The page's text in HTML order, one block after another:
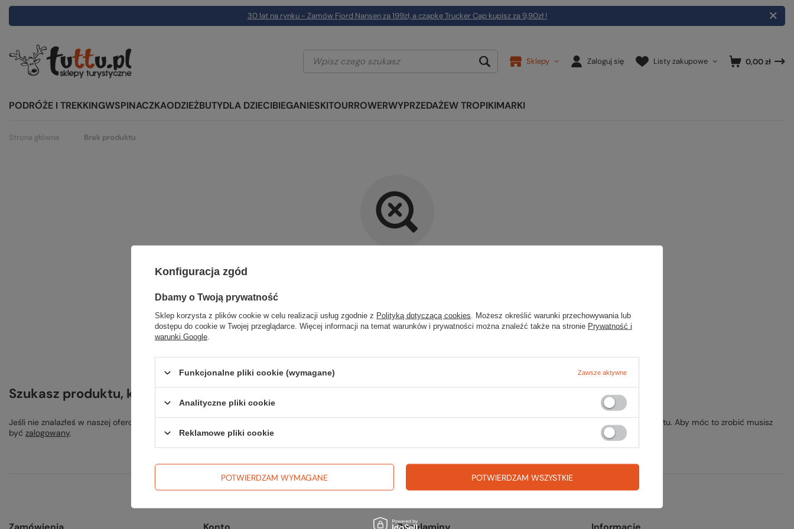
30 lat na rynku - Zamów Fjord Nansen za 199zł, a czapkę Trucker Cap kupisz za 9,90zł !
Sklepy Zaloguj się Listy zakupowe 0,00 zł
PODRÓŻE I TREKKINGWSPINACZKAODZIEŻBUTYDLA DZIECIBIEGANIESKITOURROWERWYPRZEDAŻEW TROPIKIMARKI
Strona główna Brak produktu
Szukany produkt nie został znaleziony.
Spróbuj sprecyzować dokładniejsze parametry. Skorzystaj z
Szukasz produktu, którego nie mamy w ofercie?
Jeśli nie znalazłeś w naszej ofercie produktu, a chciałbyś kupić go w naszym sklepie, możesz skorzystać ze specjalnego formularza i przesłać nam opis szukanego przedmiotu. Aby móc to zrobić musisz
być zalogowany.
Konfiguracja zgód
Dbamy o Twoją prywatność
Sklep korzysta z plików cookie w celu realizacji usług zgodnie z Polityką dotyczącą cookies . Możesz określić warunki przechowywania lub
dostępu do cookie w Twojej przeglądarce. Więcej informacji na temat warunków i prywatności można znaleźć także na stronie Prywatność i
warunki Google
Funkcjonalne pliki cookie (wymagane) Zawsze aktywne
Analityczne pliki cookie
Reklamowe pliki cookie
POTWIERDZAM WYMAGANE POTWIERDZAM WSZYSTKIE